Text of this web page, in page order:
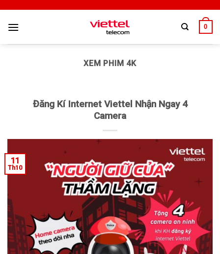
0
XEM PHIM 4K
Đăng Kí Internet Viettel Nhận Ngay 4
Camera
11
Th10